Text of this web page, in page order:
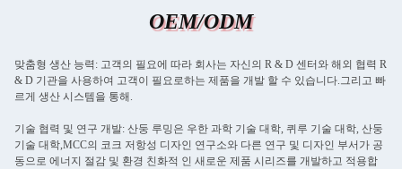
OEM/ODM
맞춤형 생산 능력: 고객의 필요에 따라 회사는 자신의 R & D 센터와 해외 협력 R
& D 기관을 사용하여 고객이 필요로하는 제품을 개발 할 수 있습니다.그리고 빠
르게 생산 시스템을 통해.
기술 협력 및 연구 개발: 산둥 루밍은 우한 과학 기술 대학, 퀴루 기술 대학, 산둥
기술 대학,MCC의 코크 저항성 디자인 연구소와 다른 연구 및 디자인 부서가 공
동으로 에너지 절감 및 환경 친화적 인 새로운 제품 시리즈를 개발하고 적용합